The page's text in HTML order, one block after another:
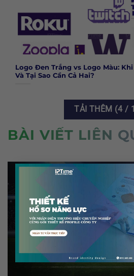
Logo Đen Trắng vs Logo Màu:
Và Tại Sao Cần Cả Hai?
TẢI THÊM (4/
BÀI VIẾT LIÊN